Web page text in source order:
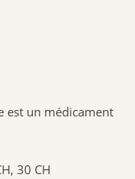
est un médicament
30 CH